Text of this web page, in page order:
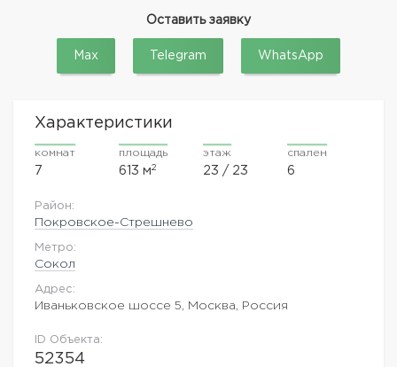
Оставить заявку
Max Telegram WhatsApp
Характеристики
комнат
7
площадь
613 м2
этаж
23 / 23
спален
6
Район:
Покровское-Стрешнево
Метро:
Сокол
Адрес:
Иваньковское шоссе 5, Москва, Россия
ID Объекта:
52354